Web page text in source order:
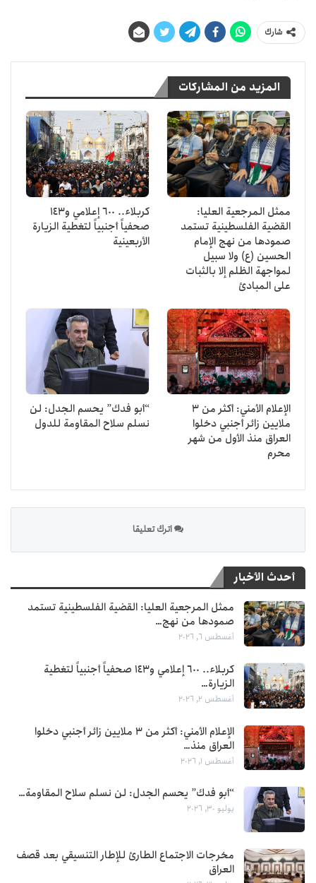
شارك
المزيد من المشاركات
ممثل المرجعية العليا:
القضية الفلسطينية تستمد
صمودها من نهج الإمام
الحسين (ع) ولا سبيل
لمواجهة الظلم إلا بالثبات
على المبادئ
كربلاء.. 600 إعلامي و143
صحفياً أجنبياً لتغطية الزيارة
الأربعينية
الإعلام الأمني: أكثر من 3
ملايين زائر أجنبي دخلوا
العراق منذ الأول من شهر
محرم
“أبو فدك” يحسم الجدل: لن
نسلم سلاح المقاومة للدول
اترك تعليقا
أحدث الأخبار
ممثل المرجعية العليا: القضية الفلسطينية تستمد
صمودها من نهج…
أغسطس 6, 2026
كربلاء.. 600 إعلامي و143 صحفياً أجنبياً لتغطية
الزيارة…
أغسطس 2, 2026
الإعلام الأمني: أكثر من 3 ملايين زائر أجنبي دخلوا
العراق منذ…
أغسطس 1, 2026
“أبو فدك” يحسم الجدل: لن نسلم سلاح المقاومة…
يوليو 30, 2026
مخرجات الاجتماع الطارئ للإطار التنسيقي بعد قصف
العراق